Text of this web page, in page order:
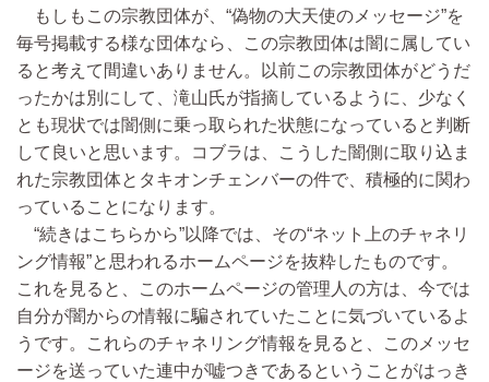
もしもこの宗教団体が、“偽物の大天使のメッセージ”を
毎号掲載する様な団体なら、この宗教団体は闇に属してい
ると考えて間違いありません。以前この宗教団体がどうだ
ったかは別にして、滝山氏が指摘しているように、少なく
とも現状では闇側に乗っ取られた状態になっていると判断
して良いと思います。コブラは、こうした闇側に取り込ま
れた宗教団体とタキオンチェンバーの件で、積極的に関わ
っていることになります。
“続きはこちらから”以降では、その“ネット上のチャネリ
ング情報”と思われるホームページを抜粋したものです。
これを見ると、このホームページの管理人の方は、今では
自分が闇からの情報に騙されていたことに気づいているよ
うです。これらのチャネリング情報を見ると、このメッセ
ージを送っていた連中が嘘つきであるということがはっき